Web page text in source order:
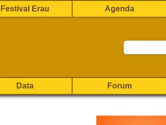
Festival Erau Agenda
Data Forum